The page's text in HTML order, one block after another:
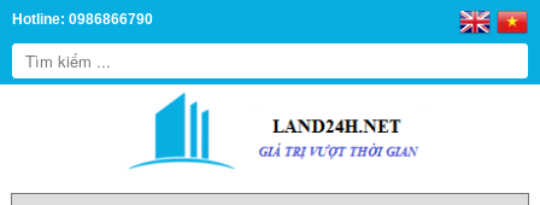
Hotline: 0986866790